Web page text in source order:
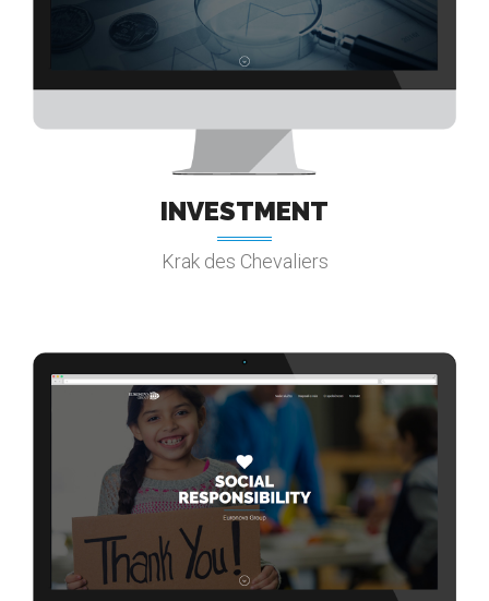
INVESTMENT
Krak des Chevaliers